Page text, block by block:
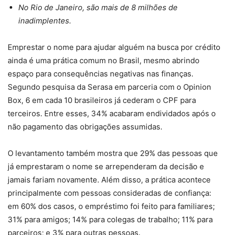
No Rio de Janeiro, são mais de 8 milhões de
inadimplentes.
Emprestar o nome para ajudar alguém na busca por crédito
ainda é uma prática comum no Brasil, mesmo abrindo
espaço para consequências negativas nas finanças.
Segundo pesquisa da Serasa em parceria com o Opinion
Box, 6 em cada 10 brasileiros já cederam o CPF para
terceiros. Entre esses, 34% acabaram endividados após o
não pagamento das obrigações assumidas.
O levantamento também mostra que 29% das pessoas que
já emprestaram o nome se arrependeram da decisão e
jamais fariam novamente. Além disso, a prática acontece
principalmente com pessoas consideradas de confiança:
em 60% dos casos, o empréstimo foi feito para familiares;
31% para amigos; 14% para colegas de trabalho; 11% para
parceiros; e 3% para outras pessoas.